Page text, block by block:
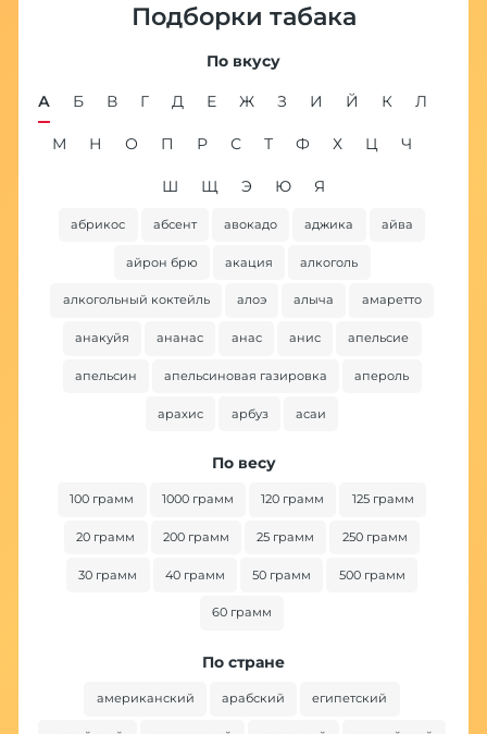
Подборки табака
По вкусу
А Б В Г Д Е Ж З И Й К Л
М Н О П Р С Т Ф Х Ц Ч
Ш Щ Э Ю Я
абрикос абсент авокадо аджика айва
айрон брю акация алкоголь
алкогольный коктейль алоэ алыча амаретто
анакуйя ананас анас анис апельсие
апельсин апельсиновая газировка апероль
арахис арбуз асаи
По весу
100 грамм 1000 грамм 120 грамм 125 грамм
20 грамм 200 грамм 25 грамм 250 грамм
30 грамм 40 грамм 50 грамм 500 грамм
60 грамм
По стране
американский арабский египетский